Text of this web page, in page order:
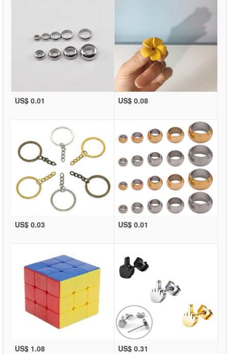
US$ 0.01 US$ 0.08
US$ 0.03 US$ 0.01
US$ 1.08 US$ 0.31